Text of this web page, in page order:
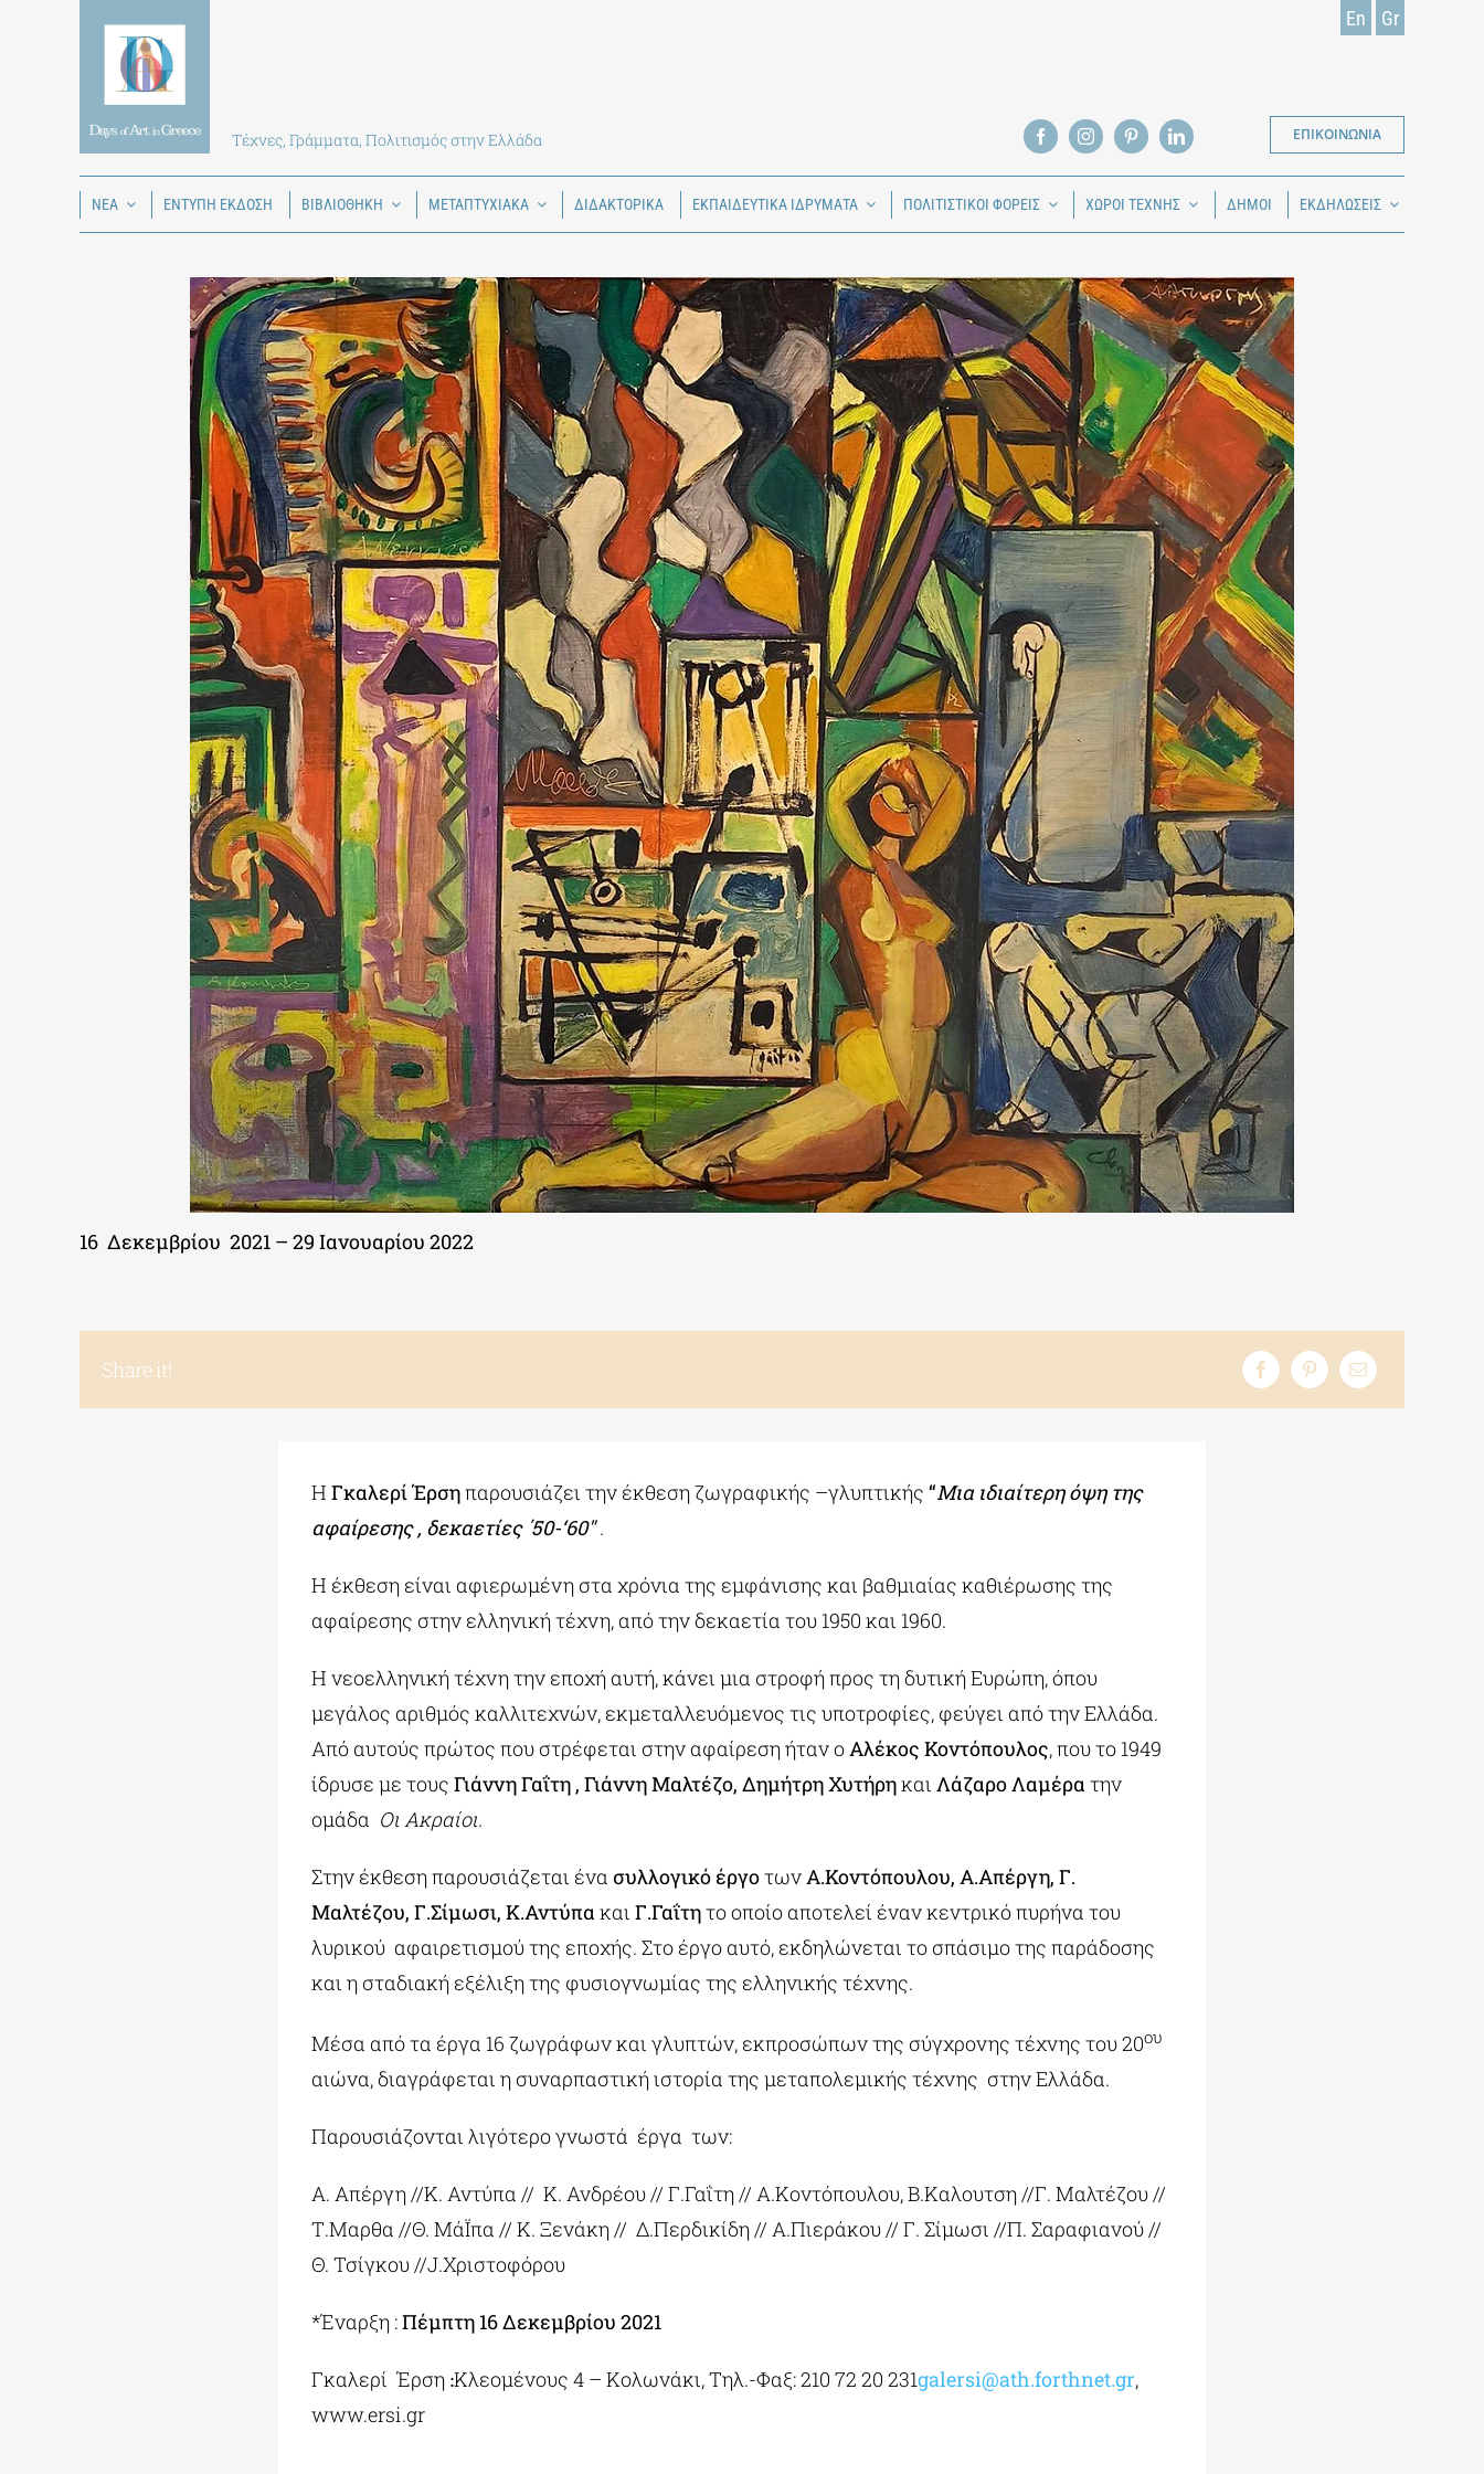
Τέχνες, Γράμματα, Πολιτισμός στην Ελλάδα
En Gr
ΕΠΙΚΟΙΝΩΝΙΑ
ΝΕΑ ΕΝΤΥΠΗ ΕΚΔΟΣΗ ΒΙΒΛΙΟΘΗΚΗ ΜΕΤΑΠΤΥΧΙΑΚΑ ΔΙΔΑΚΤΟΡΙΚΑ ΕΚΠΑΙΔΕΥΤΙΚΑ ΙΔΡΥΜΑΤΑ ΠΟΛΙΤΙΣΤΙΚΟΙ ΦΟΡΕΙΣ ΧΩΡΟΙ ΤΕΧΝΗΣ ΔΗΜΟΙ ΕΚΔΗΛΩΣΕΙΣ
16 Δεκεμβρίου 2021 – 29 Ιανουαρίου 2022
Share it!
Η Γκαλερί Έρσηπαρουσιάζει την έκθεση ζωγραφικής –γλυπτικής “Μια ιδιαίτερη όψη της
αφαίρεσης , δεκαετίες ΄50-‘60″.
Η έκθεση είναι αφιερωμένη στα χρόνια της εμφάνισης και βαθμιαίας καθιέρωσης της
αφαίρεσης στην ελληνική τέχνη, από την δεκαετία του 1950 και 1960.
Η νεοελληνική τέχνη την εποχή αυτή, κάνει μια στροφή προς τη δυτική Ευρώπη, όπου
μεγάλος αριθμός καλλιτεχνών, εκμεταλλευόμενος τις υποτροφίες, φεύγει από την Ελλάδα.
Από αυτούς πρώτος που στρέφεται στην αφαίρεση ήταν οΑλέκος Κοντόπουλος, που το 1949
ίδρυσε με τους Γιάννη Γαΐτη , Γιάννη Μαλτέζο, Δημήτρη Χυτήρηκαι Λάζαρο Λαμέρα την
ομάδα Οι Ακραίοι.
Στην έκθεση παρουσιάζεται ένα συλλογικό έργοτωνΑ.Κοντόπουλου, Α.Απέργη, Γ.
Μαλτέζου, Γ.Σίμωσι, Κ.Αντύπα και Γ.Γαΐτητο οποίο αποτελεί έναν κεντρικό πυρήνα του
λυρικoύ αφαιρετισμού της εποχής. Στο έργο αυτό, εκδηλώνεται το σπάσιμο της παράδοσης
και η σταδιακή εξέλιξη της φυσιογνωμίας της ελληνικής τέχνης.
Μέσα από τα έργα 16 ζωγράφων και γλυπτών, εκπροσώπων της σύγχρονης τέχνης του 20ου
αιώνα, διαγράφεται η συναρπαστική ιστορία της μεταπολεμικής τέχνης στην Ελλάδα.
Παρουσιάζονται λιγότερο γνωστά έργα των:
Α. Απέργη //Κ. Αντύπα // Κ. Ανδρέου // Γ.Γαΐτη // Α.Κοντόπουλου, Β.Καλουτση //Γ. Μαλτέζου //
Τ.Μαρθα //Θ. ΜάΪπα // Κ. Ξενάκη // Δ.Περδικίδη // Α.Πιεράκου // Γ. Σίμωσι //Π. Σαραφιανού //
Θ. Τσίγκου //J.Χριστοφόρου
*Έναρξη :Πέμπτη 16 Δεκεμβρίου 2021
Γκαλερί Έρση ׃ Κλεομένους 4 – Κολωνάκι, Τηλ.-Φαξ: 210 72 20 231galersi@ath.forthnet.gr,
www.ersi.gr